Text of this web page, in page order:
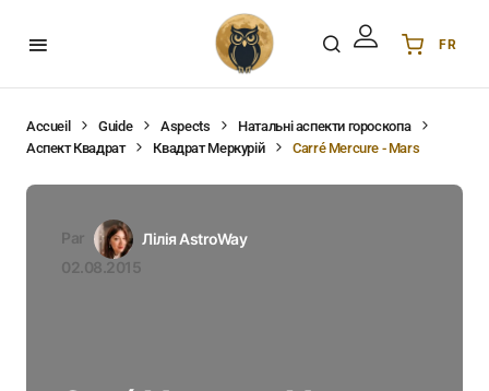
FR
DE Deutsch
PL Polski
Accueil Guide Aspects
Натальні аспекти гороскопа
Аспект Квадрат
Квадрат Меркурій Carré Mercure - Mars
Par
Лілія AstroWay
02.08.2015